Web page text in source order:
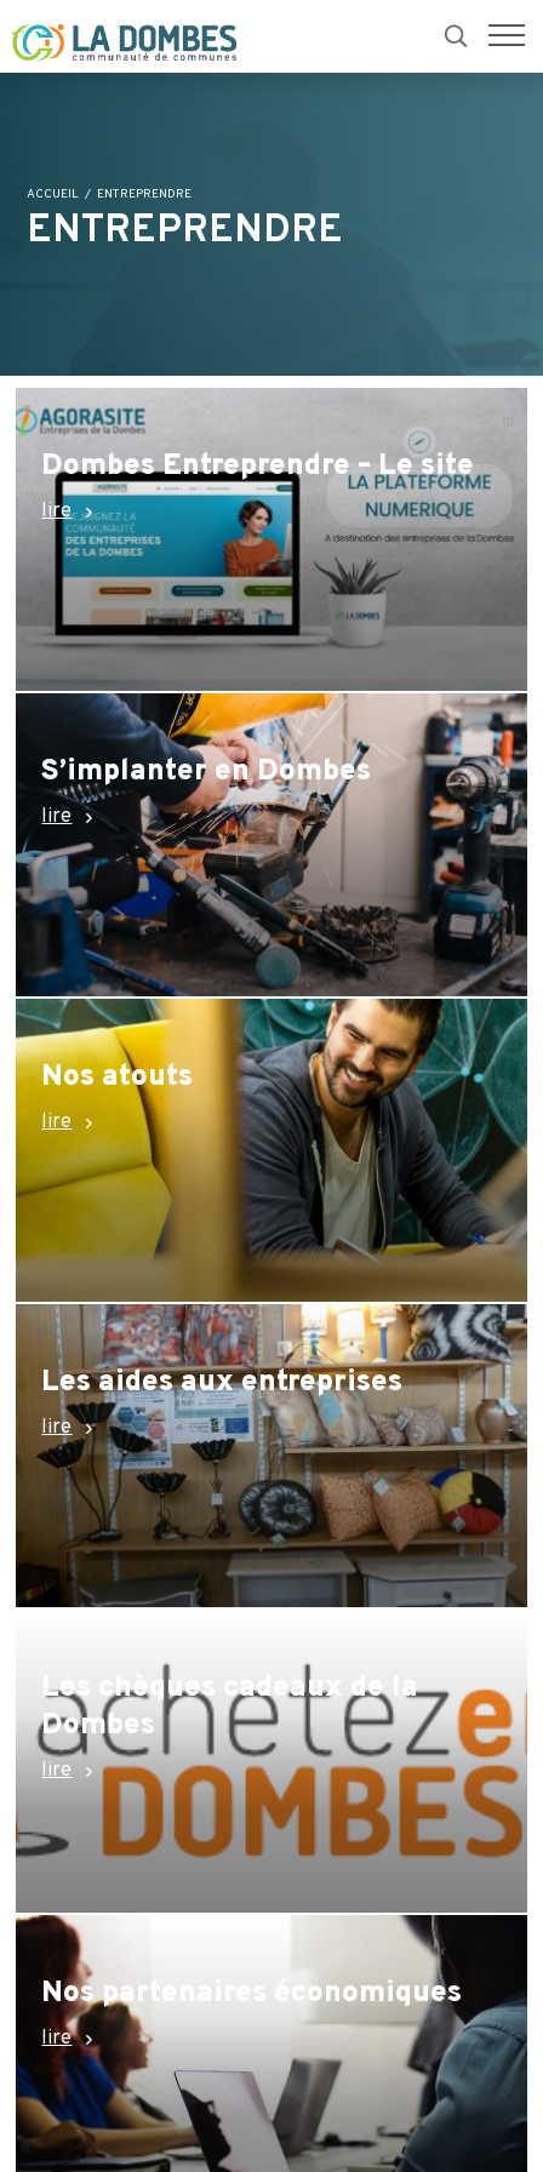
ACCUEIL ENTREPRENDRE
ENTREPRENDRE
Dombes Entreprendre – Le site
lire
S’implanter en Dombes
lire
Nos atouts
lire
Les aides aux entreprises
lire
Les chèques cadeaux de la
Dombes
lire
Nos partenaires économiques
lire